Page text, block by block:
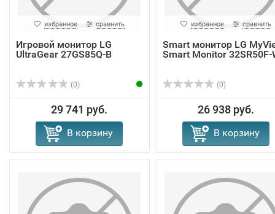
избранное сравнить
Игровой монитор LG
UltraGear 27GS85Q-B
(0)
29 741 руб.
В корзину
избранное сравнить
Smart монитор LG
Smart Monitor 32SR50F-
(0)
26 938 руб.
В корзину